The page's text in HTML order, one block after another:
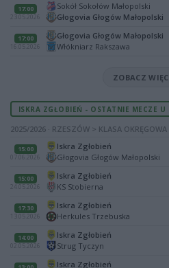
17:00
23.05.2026
Sokół Sokołów Małopolski
Głogovia Głogów Małopolski
17:00
16.05.2026
Głogovia Głogów Małopolski
Włókniarz Rakszawa
ZOBACZ
ISKRA ZGŁOBIEŃ - OSTATNIE MECZE U
2025/2026 · RZESZÓW > KLASA OKRĘGOWA
15:00
07.06.2026
Iskra Zgłobień
Głogovia Głogów Małopolski
15:00
24.05.2026
Iskra Zgłobień
KS Stobierna
17:30
13.05.2026
Iskra Zgłobień
Herkules Trzebuska
14:00
02.05.2026
Iskra Zgłobień
Strug Tyczyn
Iskra Zgłobień